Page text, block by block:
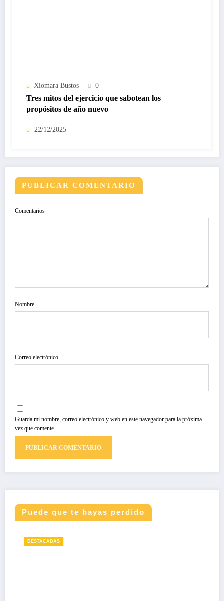
Xiomara Bustos 0
Tres mitos del ejercicio que sabotean los
propósitos de año nuevo
22/12/2025
PUBLICAR COMENTARIO
Comentarios
Nombre
Correo electrónico
Guarda mi nombre, correo electrónico y web en este navegador para la próxima
vez que comente.
Puede que te hayas perdido
DESTACADAS